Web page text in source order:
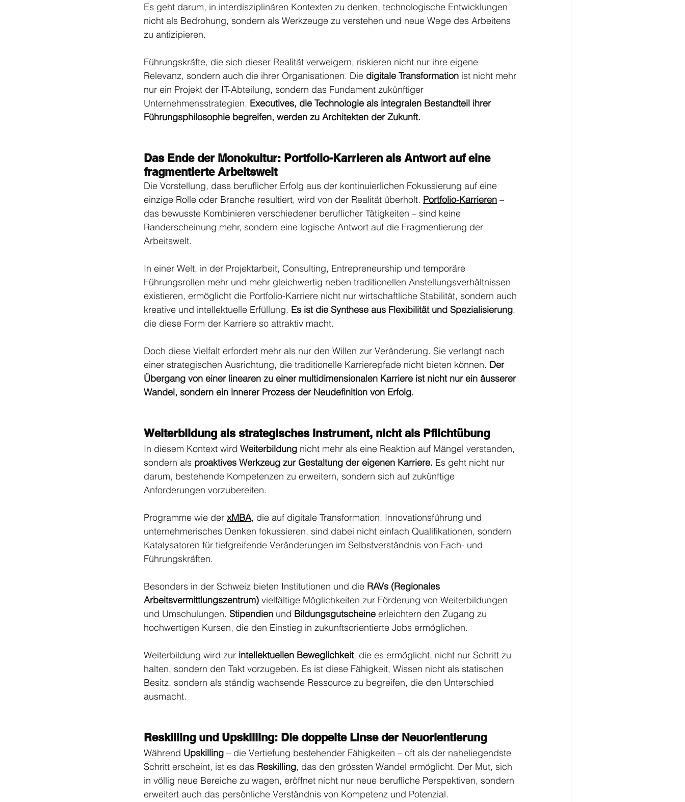
Es geht darum, in interdisziplinären Kontexten zu denken, technologische Entwicklungen
nicht als Bedrohung, sondern als Werkzeuge zu verstehen und neue Wege des Arbeitens
zu antizipieren.
Führungskräfte, die sich dieser Realität verweigern, riskieren nicht nur ihre eigene
Relevanz, sondern auch die ihrer Organisationen. Die digitale Transformation ist nicht mehr
nur ein Projekt der IT-Abteilung, sondern das Fundament zukünftiger
Unternehmensstrategien. Executives, die Technologie als integralen Bestandteil ihrer
Führungsphilosophie begreifen, werden zu Architekten der Zukunft.
Das Ende der Monokultur: Portfolio-Karrieren als Antwort auf eine
fragmentierte Arbeitswelt
Die Vorstellung, dass beruflicher Erfolg aus der kontinuierlichen Fokussierung auf eine
einzige Rolle oder Branche resultiert, wird von der Realität überholt. Portfolio-Karrieren –
das bewusste Kombinieren verschiedener beruflicher Tätigkeiten – sind keine
Randerscheinung mehr, sondern eine logische Antwort auf die Fragmentierung der
Arbeitswelt.
In einer Welt, in der Projektarbeit, Consulting, Entrepreneurship und temporäre
Führungsrollen mehr und mehr gleichwertig neben traditionellen Anstellungsverhältnissen
existieren, ermöglicht die Portfolio-Karriere nicht nur wirtschaftliche Stabilität, sondern auch
kreative und intellektuelle Erfüllung. Es ist die Synthese aus Flexibilität und Spezialisierung,
die diese Form der Karriere so attraktiv macht.
Doch diese Vielfalt erfordert mehr als nur den Willen zur Veränderung. Sie verlangt nach
einer strategischen Ausrichtung, die traditionelle Karrierepfade nicht bieten können. Der
Übergang von einer linearen zu einer multidimensionalen Karriere ist nicht nur ein äusserer
Wandel, sondern ein innerer Prozess der Neudefinition von Erfolg.
Weiterbildung als strategisches Instrument, nicht als Pflichtübung
In diesem Kontext wird Weiterbildung nicht mehr als eine Reaktion auf Mängel verstanden,
sondern als proaktives Werkzeug zur Gestaltung der eigenen Karriere. Es geht nicht nur
darum, bestehende Kompetenzen zu erweitern, sondern sich auf zukünftige
Anforderungen vorzubereiten.
Programme wie der xMBA, die auf digitale Transformation, Innovationsführung und
unternehmerisches Denken fokussieren, sind dabei nicht einfach Qualifikationen, sondern
Katalysatoren für tiefgreifende Veränderungen im Selbstverständnis von Fach- und
Führungskräften.
Besonders in der Schweiz bieten Institutionen und die RAVs (Regionales
Arbeitsvermittlungszentrum) vielfältige Möglichkeiten zur Förderung von Weiterbildungen
und Umschulungen. Stipendien und Bildungsgutscheine erleichtern den Zugang zu
hochwertigen Kursen, die den Einstieg in zukunftsorientierte Jobs ermöglichen.
Weiterbildung wird zur intellektuellen Beweglichkeit, die es ermöglicht, nicht nur Schritt zu
halten, sondern den Takt vorzugeben. Es ist diese Fähigkeit, Wissen nicht als statischen
Besitz, sondern als ständig wachsende Ressource zu begreifen, die den Unterschied
ausmacht.
Reskilling und Upskilling: Die doppelte Linse der Neuorientierung
Während Upskilling – die Vertiefung bestehender Fähigkeiten – oft als der naheliegendste
Schritt erscheint, ist es das Reskilling, das den grössten Wandel ermöglicht. Der Mut, sich
in völlig neue Bereiche zu wagen, eröffnet nicht nur neue berufliche Perspektiven, sondern
erweitert auch das persönliche Verständnis von Kompetenz und Potenzial.